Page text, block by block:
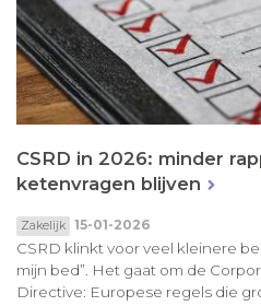
CSRD in 2026: minder
ketenvragen blijven
Zakelijk 15-01-2026
CSRD klinkt voor veel kleinere
mijn bed”. Het gaat om de
Directive: Europese regels die